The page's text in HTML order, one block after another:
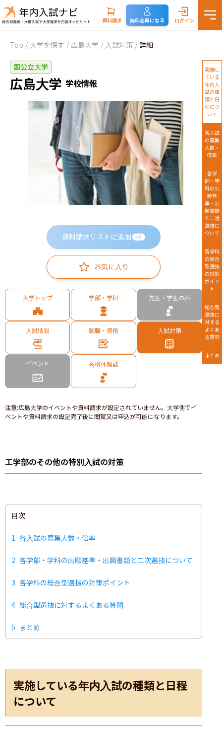
資料請求 無料会員になる ログイン
Top / 大学を探す / 広島大学 / 入試対策 / 詳細
国公立大学
広島大学 学校情報
資料請求リストに追加 無料
お気に入り
大学トップ 学部・学科 先生・学生の声
入試情報 就職・資格 入試対策
イベント 合格体験談
注意:広島大学のイベントや資料請求が設定されていません。大学側でイ
ベントや資料請求の設定完了後に閲覧又は申込が可能になります。
工学部のその他の特別入試の対策
目次
1 各入試の募集人数・倍率
2 各学部・学科の出願基準・出願書類と二次選抜について
3 各学科の総合型選抜の対策ポイント
4 総合型選抜に対するよくある質問
5 まとめ
実施している年内入試の種類と日程
について
実施し
ている
年内入
試の種
類と日
程につ
いて
各入試
の募集
人数・
倍率
各学
部・学
科の出
願基
準・出
願書類
と二次
選抜に
ついて
各学科
の総合
型選抜
の対策
ポイン
ト
総合型
選抜に
対する
よくあ
る質問
まとめ